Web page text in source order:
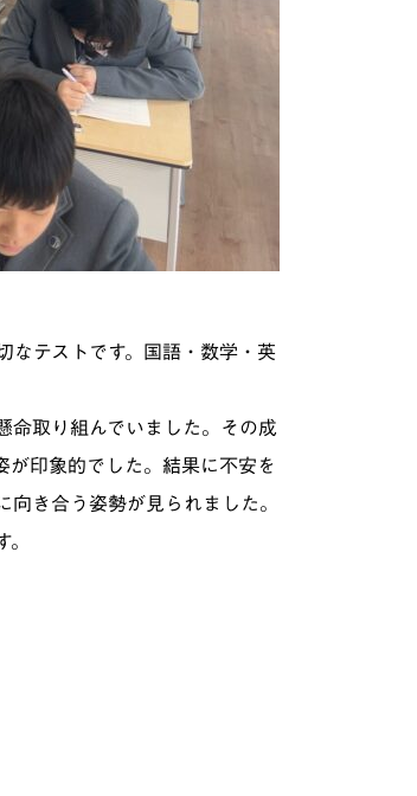
なテストです。国語・数学・英
命取り組んでいました。その成
が印象的でした。結果に不安を
き合う姿勢が見られました。